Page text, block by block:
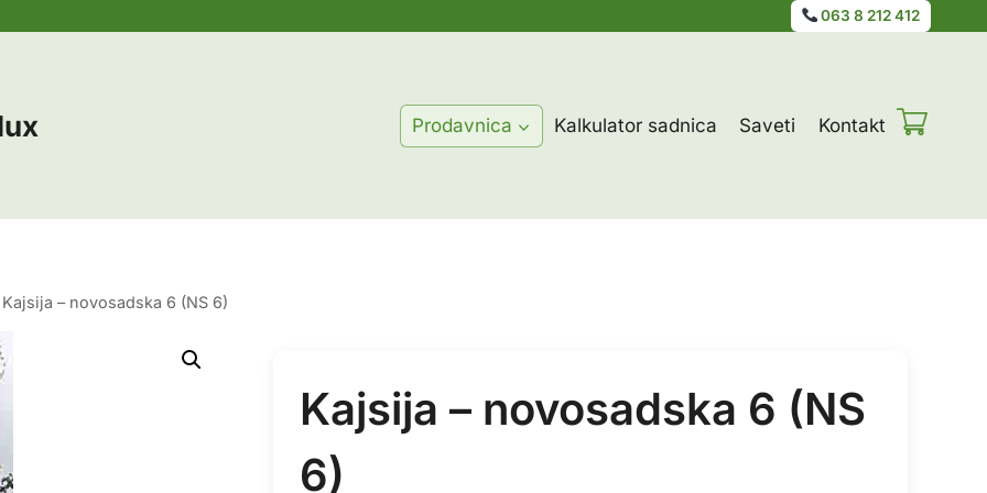
063 8 212 412
Prodavnica Kalkulator sadnica Saveti Kontakt
Kajsija – novosadska 6 (NS 6)
Kajsija – novosadska 6 (NS
6)